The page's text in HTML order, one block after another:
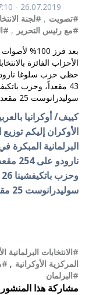
26.07.2019 - 07:10
#تصويت , #لجنة
#مع رئيس التحرير ,
بعد فرز
الأحزاب الفائزة
سوليدرانوست 25 مقعداً، وحزب هولوس 20 مقعداً.
الأوكران إليكم
البرلمانية
نارودو على 254 مقعداً، ومنصة المعارضة زا جيتيا
سوليدرانوست 25 مقعداً، وحزب هولوس 20 مقعداً.
#الانتخابات البرلمانية
المركزية الأوكرانية ,
#البرلمان
مشاركة هذا